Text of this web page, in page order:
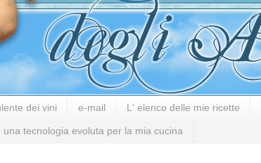
dei vini e-mail L' elenco delle mie ricette
tecnologia evoluta per la mia cucina